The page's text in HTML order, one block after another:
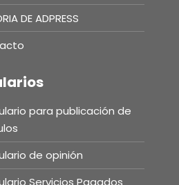
DE ADPRESS
para publicación de
de opinión
Servicios Pagados